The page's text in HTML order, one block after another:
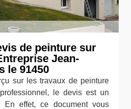
de peinture sur
Jean-
le 91450
sur les travaux de peinture
le devis est un
En effet, ce document vous